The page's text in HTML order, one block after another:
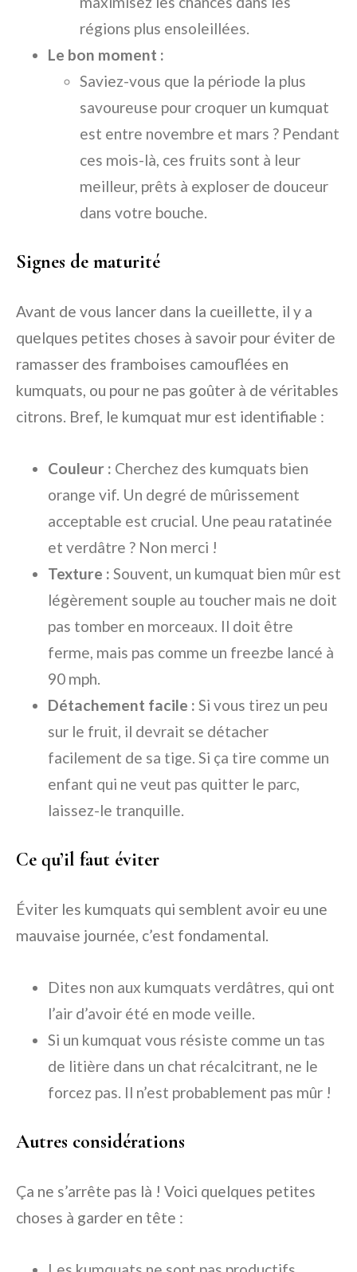
régions plus ensoleillées.
Le bon moment :
Saviez-vous que la période la plus
savoureuse pour croquer un kumquat
est entre novembre et mars ? Pendant
ces mois-là, ces fruits sont à leur
meilleur, prêts à exploser de douceur
dans votre bouche.
Signes de maturité
Avant de vous lancer dans la cueillette, il y a
quelques petites choses à savoir pour éviter de
ramasser des framboises camouflées en
kumquats, ou pour ne pas goûter à de véritables
citrons. Bref, le kumquat mur est identifiable :
Couleur : Cherchez des kumquats bien
orange vif. Un degré de mûrissement
acceptable est crucial. Une peau ratatinée
et verdâtre ? Non merci !
Texture : Souvent, un kumquat bien mûr est
légèrement souple au toucher mais ne doit
pas tomber en morceaux. Il doit être
ferme, mais pas comme un freezbe lancé à
90 mph.
Détachement facile : Si vous tirez un peu
sur le fruit, il devrait se détacher
facilement de sa tige. Si ça tire comme un
enfant qui ne veut pas quitter le parc,
laissez-le tranquille.
Ce qu’il faut éviter
Éviter les kumquats qui semblent avoir eu une
mauvaise journée, c’est fondamental.
Dites non aux kumquats verdâtres, qui ont
l’air d’avoir été en mode veille.
Si un kumquat vous résiste comme un tas
de litière dans un chat récalcitrant, ne le
forcez pas. Il n’est probablement pas mûr !
Autres considérations
Ça ne s’arrête pas là ! Voici quelques petites
choses à garder en tête :